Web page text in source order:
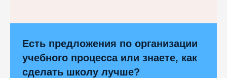
Есть предложения по организации
учебного процесса или знаете, как
сделать школу лучше?